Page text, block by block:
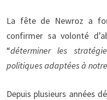
La fête de Newroz a
confirmer sa volonté
“déterminer les
politiques adaptées à
Depuis plusieurs années